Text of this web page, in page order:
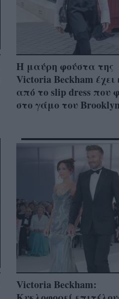
Η μαύρη φούστα της
Victoria Beckham έχει
από το slip dress που
στο γάμο του
Victoria Beckham: